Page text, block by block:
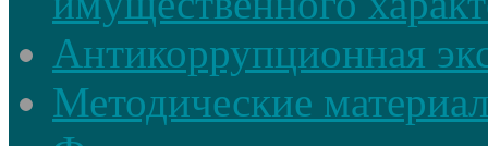
Антикоррупционная
Методические